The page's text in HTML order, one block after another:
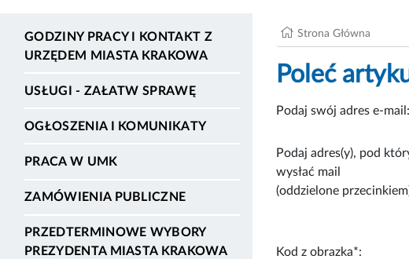
GODZINY PRACY I KONTAKT Z
URZĘDEM MIASTA KRAKOWA
USŁUGI - ZAŁATW SPRAWĘ
OGŁOSZENIA I KOMUNIKATY
PRACA W UMK
ZAMÓWIENIA PUBLICZNE
PRZEDTERMINOWE WYBORY
PREZYDENTA MIASTA KRAKOWA
Strona Główna
Poleć
Podaj swój adres e-mail:
Podaj adres(y), pod
wysłać mail
(oddzielone
Kod z obrazka*: